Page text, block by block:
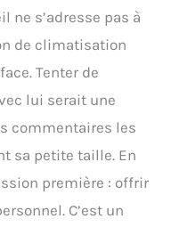
ne s’adresse pas à
de climatisation
Tenter de
lui serait une
commentaires les
sa petite taille. En
première : offrir
C’est un